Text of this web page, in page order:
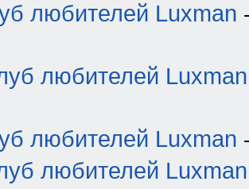
любителей Luxman
любителей Luxman
любителей Luxman
любителей Luxman